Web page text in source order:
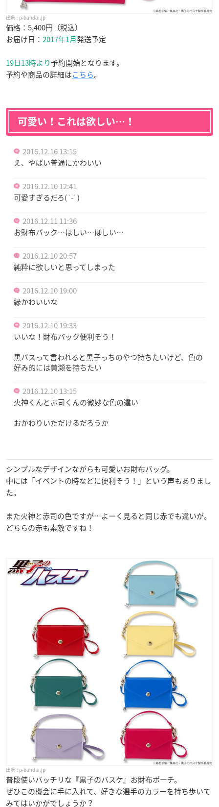
p-bandai.jp
価格：5,400円（税込）
お届け日： 2017年1月発送予定
19日13時より予約開始となります。
予約や商品の詳細はこちら。
可愛い！これは欲しい…！
2016.12.16 13:15
え、やばい普通にかわいい
2016.12.10 12:41
可愛すぎるだろ( ˙-˙ )
2016.12.11 11:36
お財布バック…ほしい…ほしい…
2016.12.10 20:57
純粋に欲しいと思ってしまった
2016.12.10 19:00
緑かわいいな
2016.12.10 19:33
いいな！財布バック便利そう！
黒バスって言われると黒子っちのやつ持ちたいけど、色の
好み的には黄瀬を持ちたい
2016.12.10 13:15
火神くんと赤司くんの微妙な色の違い
おかわりいただけるだろうか
シンプルなデザインながらも可愛いお財布バッグ。
中には「イベントの時などに便利そう！」という声もありまし
た。
また火神と赤司の色ですが…よーく見ると同じ赤でも違いが。
どちらの赤も素敵ですね！
p-bandai.jp
普段使いバッチリな『黒子のバスケ』お財布ポーチ。
ぜひこの機会に手に入れて、好きな選手のカラーを持ち歩いて
みてはいかがでしょうか？